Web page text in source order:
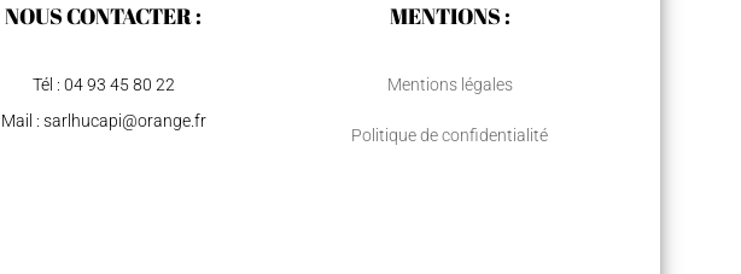
NOUS CONTACTER :
Tél : 04 93 45 80 22
Mail : sarlhucapi@orange.fr
MENTIONS :
Mentions légales
Politique de confidentialité